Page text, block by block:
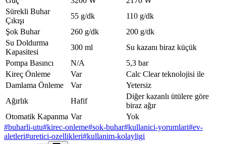
Sürekli Buhar
Çıkışı
55 g/dk
110 g/dk
Şok Buhar
260 g/dk
200 g/dk
Su Doldurma
Kapasitesi
300 ml
Su kazanı biraz küçük
Pompa Basıncı
N/A
5,3 bar
Kireç Önleme
Var
Calc Clear teknolojisi ile
Damlama Önleme
Var
Yetersiz
Ağırlık
Hafif
Diğer kazanlı ütülere göre
biraz ağır
Otomatik Kapanma Var
Yok
#buharli-utu#kirec-onleme#sok-buhar#kullanici-yorumlari#ev-
aletleri#uretici-ozellikleri#kullanim-kolayligi